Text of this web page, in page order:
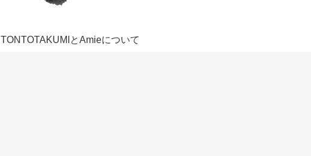
TONTOTAKUMIとAmieについて